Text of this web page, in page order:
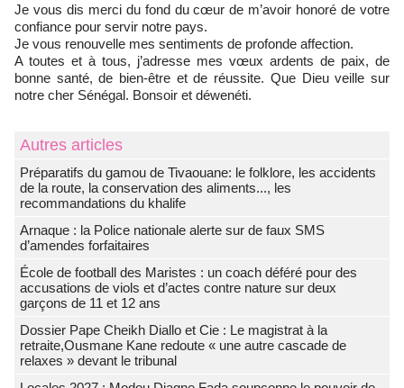
Je vous dis merci du fond du cœur de m’avoir honoré de votre
confiance pour servir notre pays.
Je vous renouvelle mes sentiments de profonde affection.
A toutes et à tous, j’adresse mes vœux ardents de paix, de
bonne santé, de bien-être et de réussite. Que Dieu veille sur
notre cher Sénégal. Bonsoir et déwenéti.
Autres articles
Préparatifs du gamou de Tivaouane: le folklore, les accidents
de la route, la conservation des aliments..., les
recommandations du khalife
Arnaque : la Police nationale alerte sur de faux SMS
d’amendes forfaitaires
École de football des Maristes : un coach déféré pour des
accusations de viols et d’actes contre nature sur deux
garçons de 11 et 12 ans
Dossier Pape Cheikh Diallo et Cie : Le magistrat à la
retraite,Ousmane Kane redoute « une autre cascade de
relaxes » devant le tribunal